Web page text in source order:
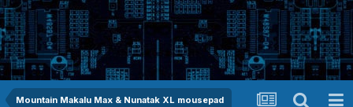
Mountain Makalu Max & Nunatak XL mousepad